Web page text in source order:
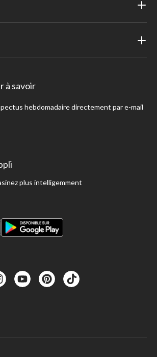
à savoir
hebdomadaire directement par e-mail
plus intelligemment